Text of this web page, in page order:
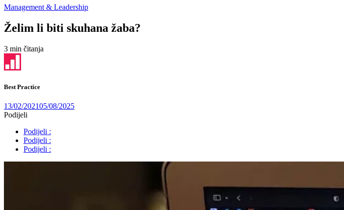
Management & Leadership
Želim li biti skuhana žaba?
3 min čitanja
Best Practice
13/02/202105/08/2025
Podijeli
Podijeli :
Podijeli :
Podijeli :